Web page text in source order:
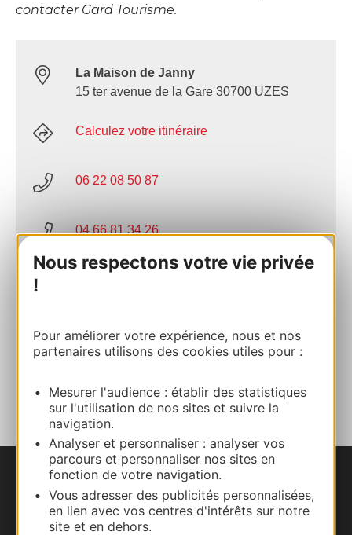
Nous respectons votre vie privée
!
Pour améliorer votre expérience, nous et nos
partenaires utilisons des cookies utiles pour :
Mesurer l'audience : établir des statistiques
sur l'utilisation de nos sites et suivre la
navigation.
Analyser et personnaliser : analyser vos
parcours et personnaliser nos sites en
fonction de votre navigation.
Vous adresser des publicités personnalisées,
en lien avec vos centres d'intérêts sur notre
site et en dehors.
contacter Gard Tourisme.
La Maison de Janny
15 ter avenue de la Gare 30700 UZES
Calculez votre itinéraire
06 22 08 50 87
04 66 81 34 26
Site internet
AU CARNET
Nous contacter
Carte interactive